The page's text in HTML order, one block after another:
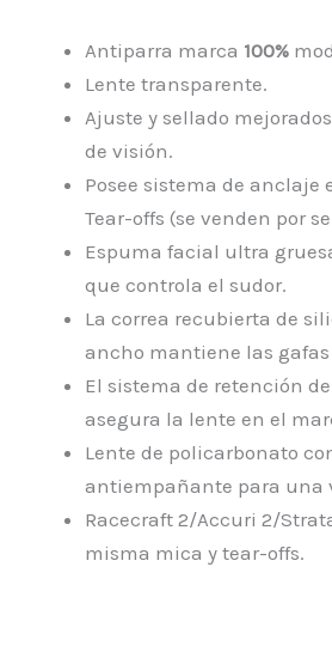
Antiparra marca 100%
Lente transparente.
Ajuste y sellado
de visión.
Posee sistema de anclaje
Tear-offs (se venden por
Espuma facial ultra
que controla el sudor.
La correa recubierta de
ancho mantiene las
El sistema de retención
asegura la lente en el
Lente de policarbonato
antiempañante para una
Racecraft 2/Accuri 2/
misma mica y tear-offs.